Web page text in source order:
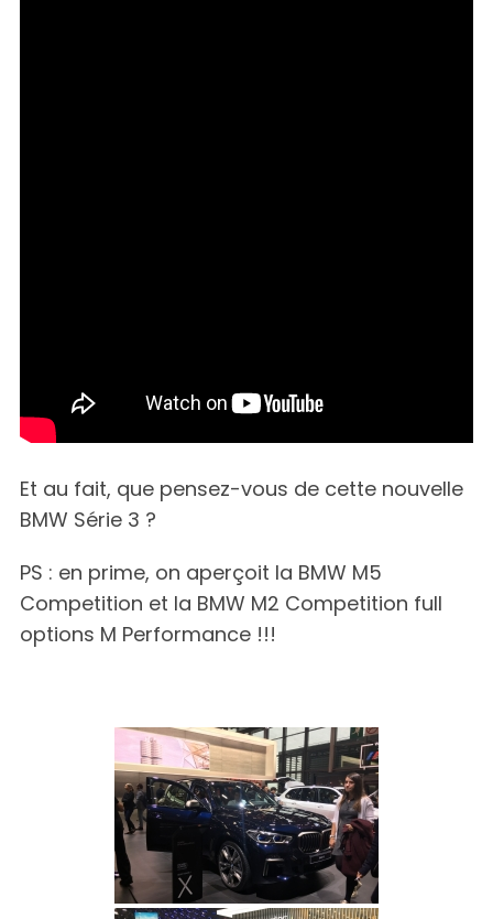
Et au fait, que pensez-vous de cette nouvelle
BMW Série 3 ?
PS : en prime, on aperçoit la BMW M5
Competition et la BMW M2 Competition full
options M Performance !!!